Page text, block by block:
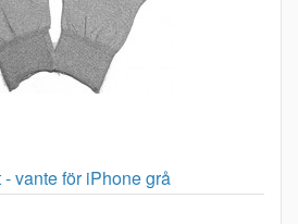
vante för iPhone grå